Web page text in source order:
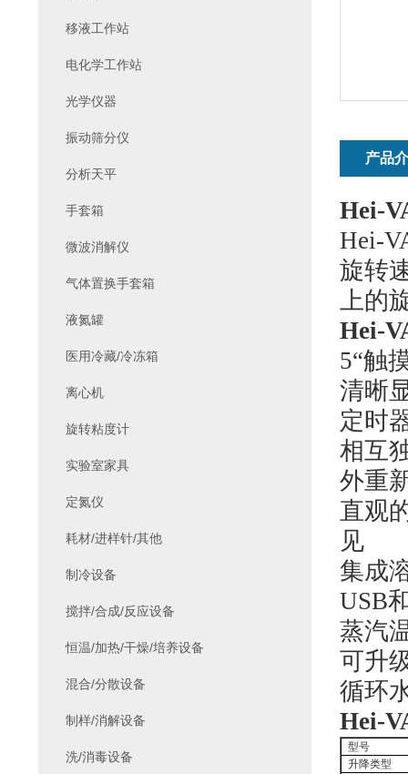
产品
Hei-
Hei-
旋转
上的
Hei-
5“触
清晰
定时
相互
外重
直观
见
集成
USB
蒸汽
可升
循环
Hei-
型号
升降类型
移液工作站
电化学工作站
光学仪器
振动筛分仪
分析天平
手套箱
微波消解仪
气体置换手套箱
液氮罐
医用冷藏/冷冻箱
离心机
旋转粘度计
实验室家具
定氮仪
耗材/进样针/其他
制冷设备
搅拌/合成/反应设备
恒温/加热/干燥/培养设备
混合/分散设备
制样/消解设备
洗/消毒设备